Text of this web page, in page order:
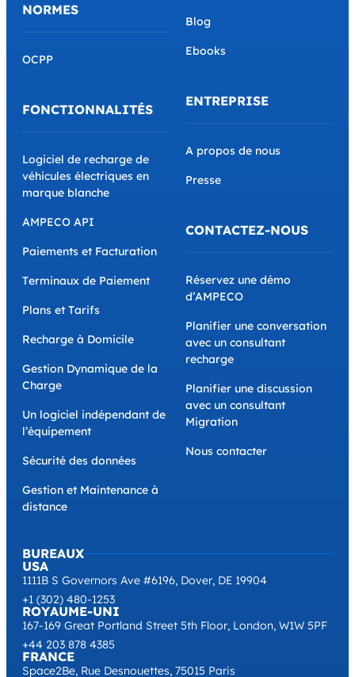
BUREAUX
USA
1111B S Governors Ave #6196, Dover, DE 19904
+1 (302) 480-1253
ROYAUME-UNI
167-169 Great Portland Street 5th Floor, London, W1W 5PF
+44 203 878 4385
FRANCE
Space2Be, Rue Desnouettes, 75015 Paris
NORMES
OCPP
FONCTIONNALITÉS
Logiciel de recharge de
véhicules électriques en
marque blanche
AMPECO API
Paiements et Facturation
Terminaux de Paiement
Plans et Tarifs
Recharge à Domicile
Gestion Dynamique de la
Charge
Un logiciel indépendant de
l’équipement
Sécurité des données
Gestion et Maintenance à
distance
Blog
Ebooks
ENTREPRISE
A propos de nous
Presse
CONTACTEZ-NOUS
Réservez une démo
d’AMPECO
Planifier une conversation
avec un consultant
recharge
Planifier une discussion
avec un consultant
Migration
Nous contacter